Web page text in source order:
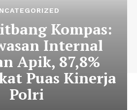
Kompas:
Internal
Apik, 87,8%
Puas Kinerja
Polri